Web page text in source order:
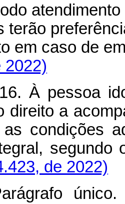
terão
em caso de
2022)
À pessoa
direito a
as condições
segundo
de 2022)